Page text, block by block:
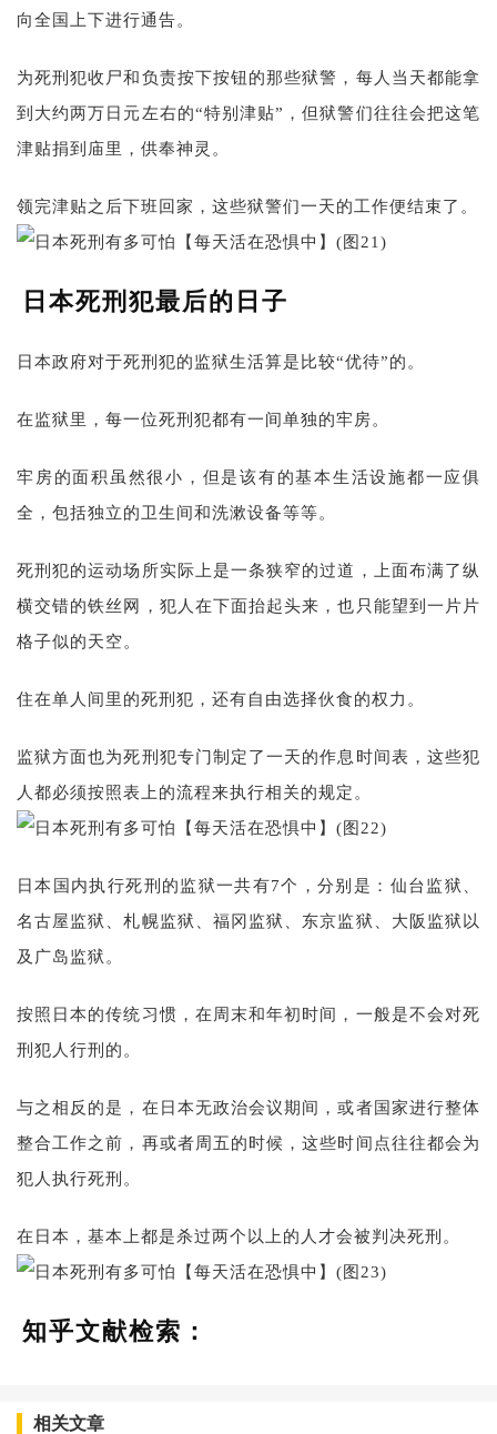
向全国上下进行通告。
为死刑犯收尸和负责按下按钮的那些狱警，每人当天都能拿
到大约两万日元左右的“特别津贴”，但狱警们往往会把这笔
津贴捐到庙里，供奉神灵。
领完津贴之后下班回家，这些狱警们一天的工作便结束了。
日本死刑犯最后的日子
日本政府对于死刑犯的监狱生活算是比较“优待”的。
在监狱里，每一位死刑犯都有一间单独的牢房。
牢房的面积虽然很小，但是该有的基本生活设施都一应俱
全，包括独立的卫生间和洗漱设备等等。
死刑犯的运动场所实际上是一条狭窄的过道，上面布满了纵
横交错的铁丝网，犯人在下面抬起头来，也只能望到一片片
格子似的天空。
住在单人间里的死刑犯，还有自由选择伙食的权力。
监狱方面也为死刑犯专门制定了一天的作息时间表，这些犯
人都必须按照表上的流程来执行相关的规定。
日本国内执行死刑的监狱一共有7个，分别是：仙台监狱、
名古屋监狱、札幌监狱、福冈监狱、东京监狱、大阪监狱以
及广岛监狱。
按照日本的传统习惯，在周末和年初时间，一般是不会对死
刑犯人行刑的。
与之相反的是，在日本无政治会议期间，或者国家进行整体
整合工作之前，再或者周五的时候，这些时间点往往都会为
犯人执行死刑。
在日本，基本上都是杀过两个以上的人才会被判决死刑。
知乎文献检索：
相关文章